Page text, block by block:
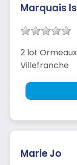
Marquais
2 lot
Villefranche
Marie Jo